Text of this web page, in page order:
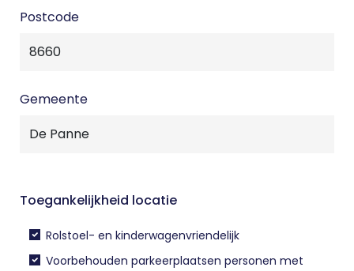
Postcode
Gemeente
Toegankelijkheid locatie
Rolstoel- en kinderwagenvriendelijk
Voorbehouden parkeerplaatsen personen met